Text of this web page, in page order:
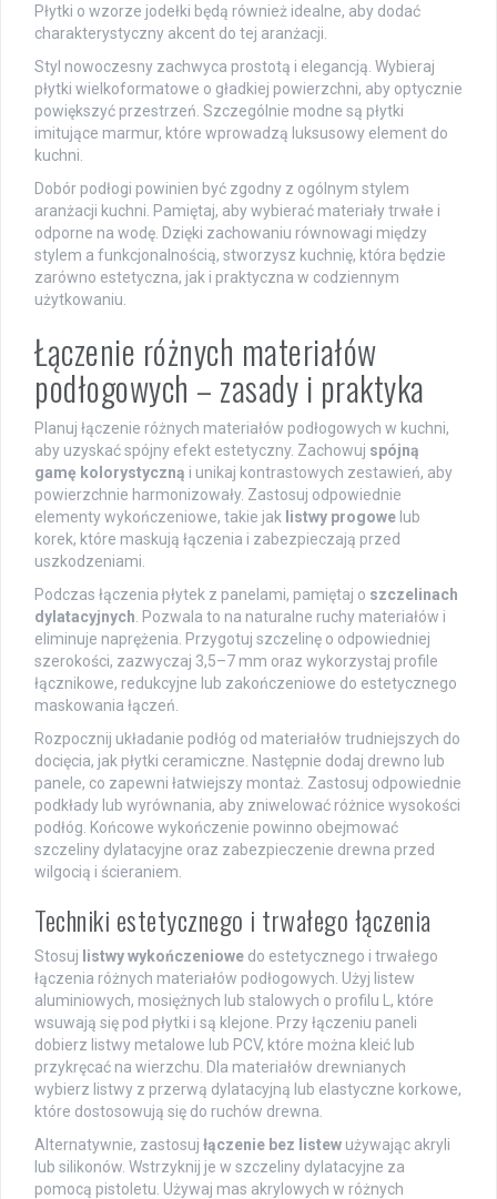
Płytki o wzorze jodełki będą również idealne, aby dodać
charakterystyczny akcent do tej aranżacji.
Styl nowoczesny zachwyca prostotą i elegancją. Wybieraj
płytki wielkoformatowe o gładkiej powierzchni, aby optycznie
powiększyć przestrzeń. Szczególnie modne są płytki
imitujące marmur, które wprowadzą luksusowy element do
kuchni.
Dobór podłogi powinien być zgodny z ogólnym stylem
aranżacji kuchni. Pamiętaj, aby wybierać materiały trwałe i
odporne na wodę. Dzięki zachowaniu równowagi między
stylem a funkcjonalnością, stworzysz kuchnię, która będzie
zarówno estetyczna, jak i praktyczna w codziennym
użytkowaniu.
Łączenie różnych materiałów
podłogowych – zasady i praktyka
Planuj łączenie różnych materiałów podłogowych w kuchni,
aby uzyskać spójny efekt estetyczny. Zachowuj spójną
gamę kolorystyczną i unikaj kontrastowych zestawień, aby
powierzchnie harmonizowały. Zastosuj odpowiednie
elementy wykończeniowe, takie jak listwy progowe lub
korek, które maskują łączenia i zabezpieczają przed
uszkodzeniami.
Podczas łączenia płytek z panelami, pamiętaj o szczelinach
dylatacyjnych. Pozwala to na naturalne ruchy materiałów i
eliminuje naprężenia. Przygotuj szczelinę o odpowiedniej
szerokości, zazwyczaj 3,5–7 mm oraz wykorzystaj profile
łącznikowe, redukcyjne lub zakończeniowe do estetycznego
maskowania łączeń.
Rozpocznij układanie podłóg od materiałów trudniejszych do
docięcia, jak płytki ceramiczne. Następnie dodaj drewno lub
panele, co zapewni łatwiejszy montaż. Zastosuj odpowiednie
podkłady lub wyrównania, aby zniwelować różnice wysokości
podłóg. Końcowe wykończenie powinno obejmować
szczeliny dylatacyjne oraz zabezpieczenie drewna przed
wilgocią i ścieraniem.
Techniki estetycznego i trwałego łączenia
Stosuj listwy wykończeniowe do estetycznego i trwałego
łączenia różnych materiałów podłogowych. Użyj listew
aluminiowych, mosiężnych lub stalowych o profilu L, które
wsuwają się pod płytki i są klejone. Przy łączeniu paneli
dobierz listwy metalowe lub PCV, które można kleić lub
przykręcać na wierzchu. Dla materiałów drewnianych
wybierz listwy z przerwą dylatacyjną lub elastyczne korkowe,
które dostosowują się do ruchów drewna.
Alternatywnie, zastosuj łączenie bez listew używając akryli
lub silikonów. Wstrzyknij je w szczeliny dylatacyjne za
pomocą pistoletu. Używaj mas akrylowych w różnych